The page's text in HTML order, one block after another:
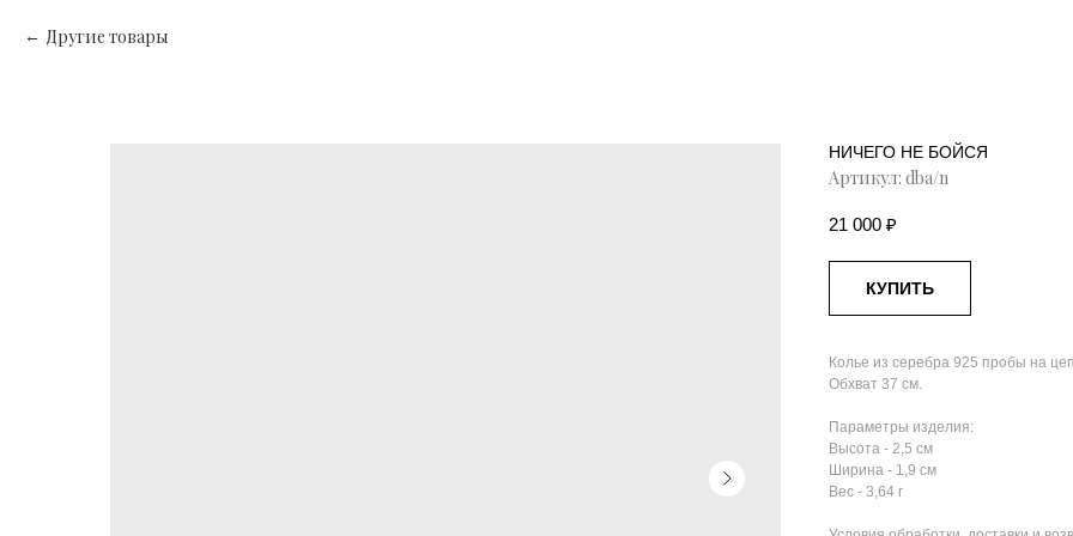
Другие товары
НИЧЕГО НЕ БОЙСЯ
Артикул: dba/n
21 000 ₽
КУПИТЬ
Колье из серебра 925 пробы на
Обхват 37 см.
Параметры изделия:
Высота - 2,5 см
Ширина - 1,9 см
Вес - 3,64 г